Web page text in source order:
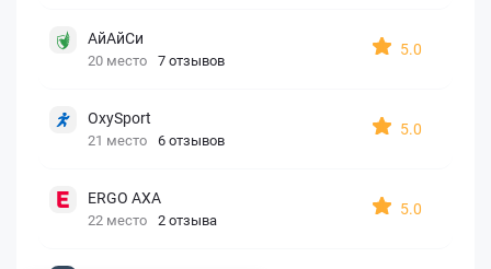
АйАйСи
20 место 7 отзывов
5.0
OxySport
21 место 6 отзывов
5.0
ERGO AXA
22 место 2 отзыва
5.0